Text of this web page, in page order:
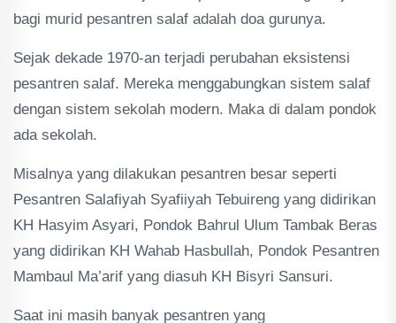
bagi murid pesantren salaf adalah doa gurunya.
Sejak dekade 1970-an terjadi perubahan eksistensi
pesantren salaf. Mereka menggabungkan sistem salaf
dengan sistem sekolah modern. Maka di dalam pondok
ada sekolah.
Misalnya yang dilakukan pesantren besar seperti
Pesantren Salafiyah Syafiiyah Tebuireng yang didirikan
KH Hasyim Asyari, Pondok Bahrul Ulum Tambak Beras
yang didirikan KH Wahab Hasbullah, Pondok Pesantren
Mambaul Ma’arif yang diasuh KH Bisyri Sansuri.
Saat ini masih banyak pesantren yang